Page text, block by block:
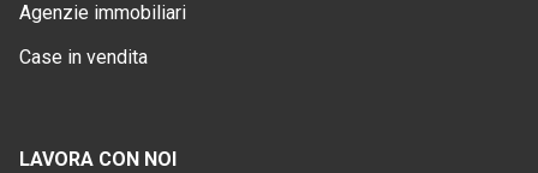
Agenzie immobiliari
Case in vendita
LAVORA CON NOI